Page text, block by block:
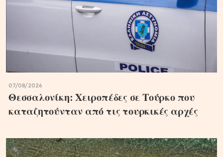
07/08/2026
Θεσσαλονίκη: Χειροπέδες σε Τούρκο που
καταζητούνταν από τις τουρκικές αρχές